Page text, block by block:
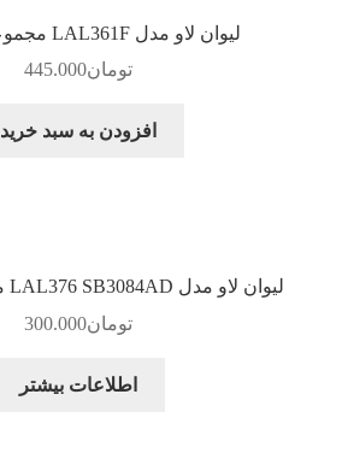
لیوان لاو مدل LAL361F مجموعه 6 عددی
تومان445.000
افزودن به سبد خرید
لیوان لاو مدل LAL376 SB3084AD مجموعه 3 عددی
تومان300.000
اطلاعات بیشتر